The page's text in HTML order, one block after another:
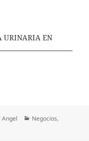
URINARIA EN
Angel Categorías
Negocios,